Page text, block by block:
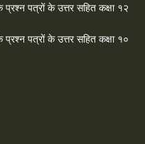
पत्रों के उत्तर सहित कक्षा १२
पत्रों के उत्तर सहित कक्षा १०